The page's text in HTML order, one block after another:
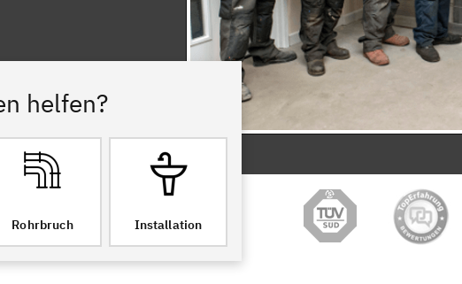
helfen?
Rohrbruch Installation